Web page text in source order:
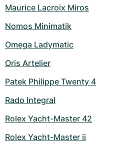
Maurice Lacroix Miros
Nomos Minimatik
Omega Ladymatic
Oris Artelier
Patek Philippe Twenty 4
Rado Integral
Rolex Yacht-Master 42
Rolex Yacht-Master ii